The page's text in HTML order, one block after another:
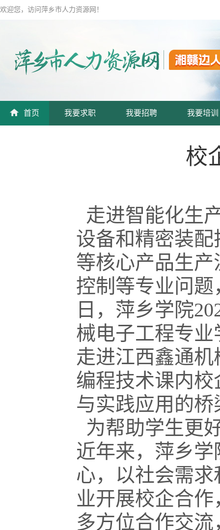
欢迎您，访问萍乡市人力资源网！
首页 我要求职 我要招聘 我要培训
校
走进智能化生
设备和精密装
等核心产品生
控制等专业问
日，萍乡学院
械电子工程专
走进江西鑫通
编程技术课内
与实践应用的桥
为帮助学生更
近年来，萍乡
心，以社会需
业开展校企合
多方位合作交流